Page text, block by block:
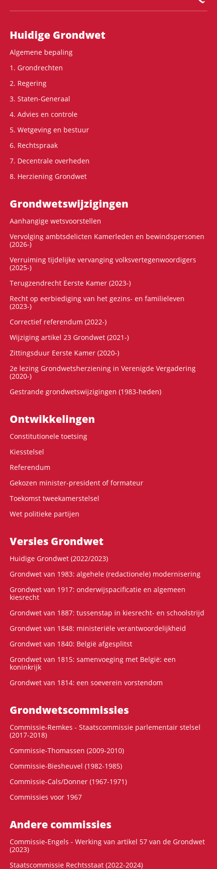
Hoofdnavigatie
Huidige Grondwet
Algemene bepaling
1. Grondrechten
2. Regering
3. Staten-Generaal
4. Advies en controle
5. Wetgeving en bestuur
6. Rechtspraak
7. Decentrale overheden
8. Herziening Grondwet
Grondwets­wijzigingen
Aanhangige wetsvoorstellen
Vervolging ambtsdelicten Kamerleden en bewindspersonen
(2026-)
Verruiming tijdelijke vervanging volksvertegenwoordigers
(2025-)
Terugzendrecht Eerste Kamer (2023-)
Recht op eerbiediging van het gezins- en familieleven
(2023-)
Correctief referendum (2022-)
Wijziging artikel 23 Grondwet (2021-)
Zittingsduur Eerste Kamer (2020-)
2e lezing Grondwetsherziening in Verenigde Vergadering
(2020-)
Gestrande grondwetswijzigingen (1983-heden)
Ontwikke­lingen
Constitutionele toetsing
Kiesstelsel
Referendum
Gekozen minister-president of formateur
Toekomst tweekamerstelsel
Wet politieke partijen
Versies Grondwet
Huidige Grondwet (2022/2023)
Grondwet van 1983: algehele (redactionele) modernisering
Grondwet van 1917: onderwijspacificatie en algemeen
kiesrecht
Grondwet van 1887: tussenstap in kiesrecht- en schoolstrijd
Grondwet van 1848: ministeriële verantwoordelijkheid
Grondwet van 1840: België afgesplitst
Grondwet van 1815: samenvoeging met België: een
koninkrijk
Grondwet van 1814: een soeverein vorstendom
Grondwets­commissies
Commissie-Remkes - Staatscommissie parlementair stelsel
(2017-2018)
Commissie-Thomassen (2009-2010)
Commissie-Biesheuvel (1982-1985)
Commissie-Cals/Donner (1967-1971)
Commissies voor 1967
Andere commissies
Commissie-Engels - Werking van artikel 57 van de Grondwet
(2023)
Staatscommissie Rechtsstaat (2022-2024)